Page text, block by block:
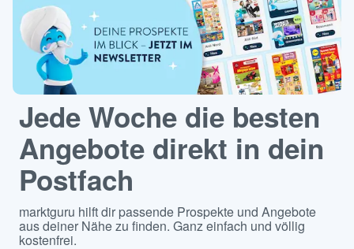
Jede Woche die besten
Angebote direkt in dein
Postfach
marktguru hilft dir passende Prospekte und Angebote
aus deiner Nähe zu finden. Ganz einfach und völlig
kostenfrei.